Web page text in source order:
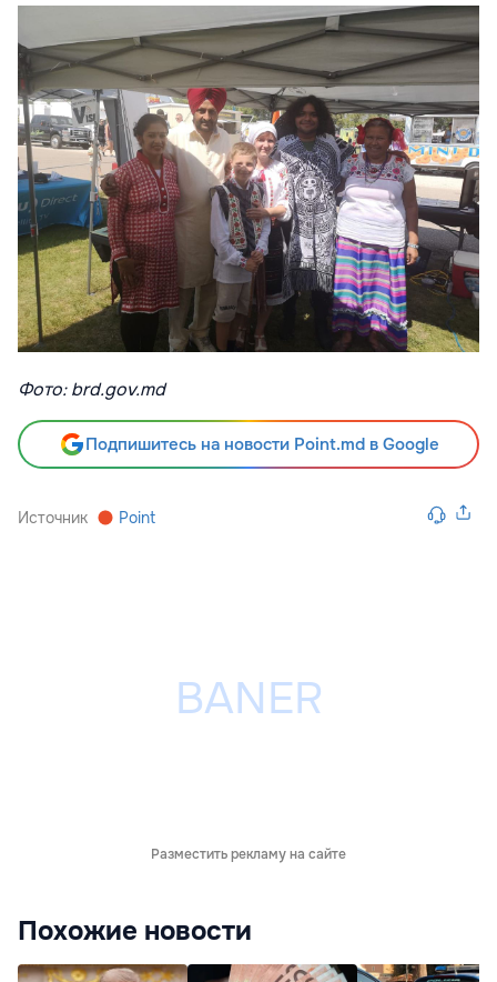
Фото: brd.gov.md
Подпишитесь на новости Point.md в Google
Источник Point
Разместить рекламу на сайте
Похожие новости